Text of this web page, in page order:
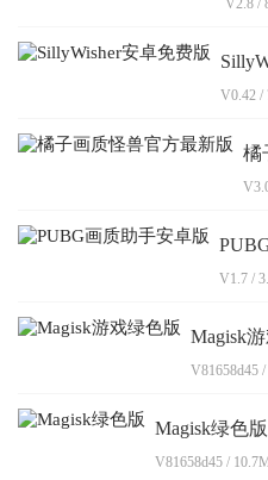
V2.8 /
V0.42 /
橘
V1.7 /
Magisk
V81658d45
Magisk绿色版
V81658d45 /